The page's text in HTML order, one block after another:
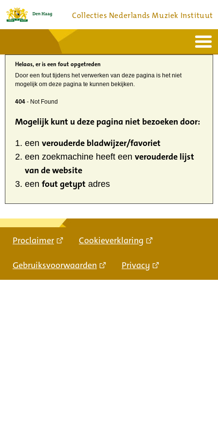
Collecties Nederlands Muziek Instituut
Home
Actueel
Bronnen en collecties
Dienstverlening
Bezoek
Over
Helaas, er is een fout opgetreden
Door een fout tijdens het verwerken van deze pagina is het niet
mogelijk om deze pagina te kunnen bekijken.
404 - Not Found
Mogelijk kunt u deze pagina niet bezoeken door:
een verouderde bladwijzer/favoriet
een zoekmachine heeft een verouderde lijst
van de website
een fout getypt adres
Proclaimer Cookieverklaring
Gebruiksvoorwaarden Privacy